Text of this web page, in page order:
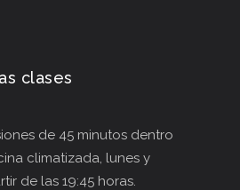
clases
de 45 minutos dentro
climatizada, lunes y
de las 19:45 horas.